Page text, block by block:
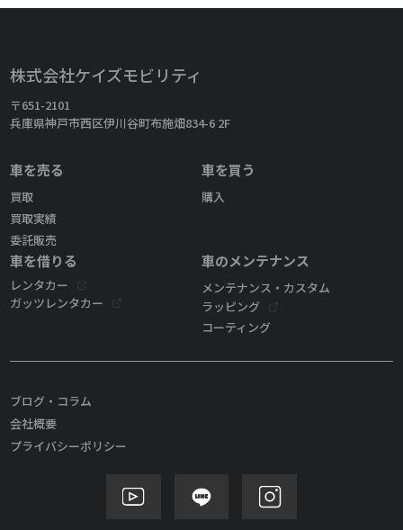
株式会社ケイズモビリティ
〒651-2101
兵庫県神戸市西区伊川谷町布施畑834-6 2F
車を売る
買取
買取実績
委託販売
車を買う
購入
車を借りる
レンタカー
ガッツレンタカー
車のメンテナンス
メンテナンス・カスタム
ラッピング
コーティング
ブログ・コラム
会社概要
プライバシーポリシー